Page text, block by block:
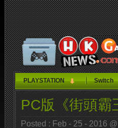
PLAYSTATION Switch
PC版《街頭霸
Posted : Feb - 25 - 2016